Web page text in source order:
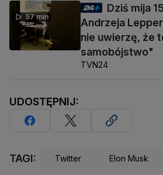
57 min
Dziś mija
Andrzeja
nie uwierzę, że
samobójstwo"
TVN24
UDOSTĘPNIJ:
TAGI: Twitter Elon Musk